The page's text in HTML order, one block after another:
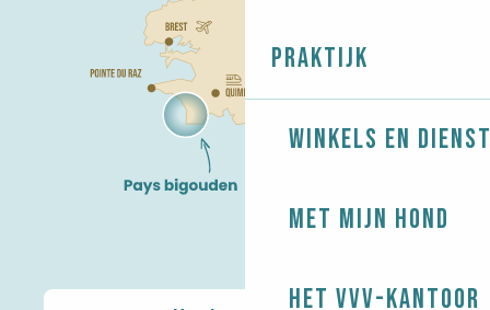
Praktijk
Winkels en
Met mijn hond
Het VVV-kantoor